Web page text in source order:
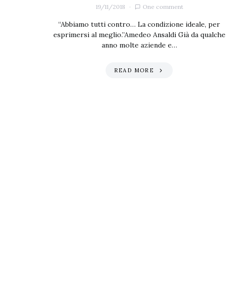
19/11/2018 One comment
“Abbiamo tutti contro… La condizione ideale, per
esprimersi al meglio.”Amedeo Ansaldi Già da qualche
anno molte aziende e…
READ MORE